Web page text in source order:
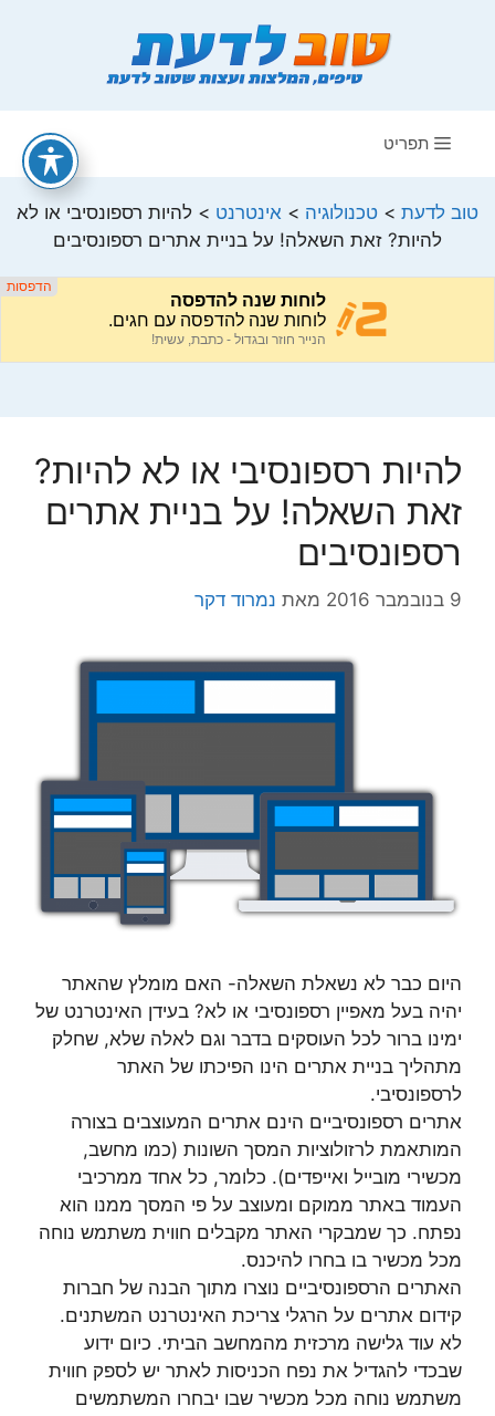
תפריט
טוב לדעת > טכנולוגיה > אינטרנט > להיות רספונסיבי או לא
להיות? זאת השאלה! על בניית אתרים רספונסיבים
להיות רספונסיבי או לא להיות?
זאת השאלה! על בניית אתרים
רספונסיבים
9 בנובמבר 2016 מאת נמרוד דקר
היום כבר לא נשאלת השאלה- האם מומלץ שהאתר
יהיה בעל מאפיין רספונסיבי או לא? בעידן האינטרנט של
ימינו ברור לכל העוסקים בדבר וגם לאלה שלא, שחלק
מתהליך בניית אתרים הינו הפיכתו של האתר
לרספונסיבי.
אתרים רספונסיביים הינם אתרים המעוצבים בצורה
המותאמת לרזולוציות המסך השונות (כמו מחשב,
מכשירי מובייל ואייפדים). כלומר, כל אחד ממרכיבי
העמוד באתר ממוקם ומעוצב על פי המסך ממנו הוא
נפתח. כך שמבקרי האתר מקבלים חווית משתמש נוחה
מכל מכשיר בו בחרו להיכנס.
האתרים הרספונסיביים נוצרו מתוך הבנה של חברות
קידום אתרים על הרגלי צריכת האינטרנט המשתנים.
לא עוד גלישה מרכזית מהמחשב הביתי. כיום ידוע
שבכדי להגדיל את נפח הכניסות לאתר יש לספק חווית
משתמש נוחה מכל מכשיר שבו יבחרו המשתמשים